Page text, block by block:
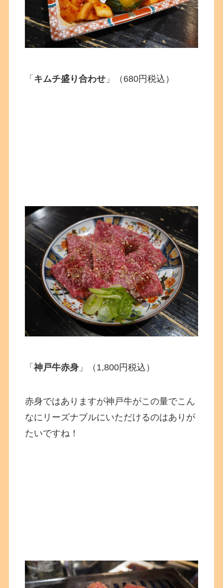
「 キムチ盛り合わせ 」（680円税込）
「神戸牛赤身 」（1,800円税込）
赤身ではありますが神戸牛がこの量でこん
なにリーズナブルにいただけるのはありが
たいですね！